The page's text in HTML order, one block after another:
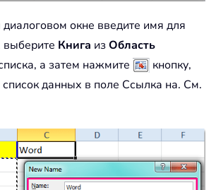
диалоговом окне введите имя для
выберите Книга изОбласть
а затем нажмите
кнопку,
данных в поле Ссылка на. См.